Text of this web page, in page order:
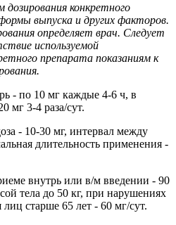
конкретного
выпуска и других факторов.
определяет врач. Следует
используемой
препарата показаниям к
- по 10 мг каждые 4-6 ч, в
мг 3-4 раза/сут.
- 10-30 мг, интервал между
длительность применения -
внутрь или в/м введении - 90
тела до 50 кг, при нарушениях
старше 65 лет - 60 мг/сут.